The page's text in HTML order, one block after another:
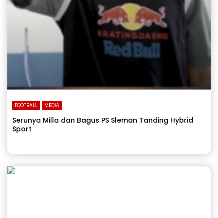
FOOTBALL MEDIA
Serunya Milla dan Bagus PS Sleman Tanding Hybrid
Sport